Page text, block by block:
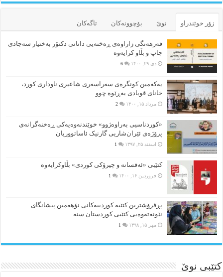
زۆر خوێندراو نوێ بۆچوونه‌کان تاگەکان
فەرهەنگی زاراوەی ڕەخنەیی دانانی دکتۆر بەختیار سەجادی
چاپ و بڵاو کرایەوە
دی ۲۹, ۱۴۰۰ 6
یەکەمین کونگرەی سەراسەری شاعیری‌ ناوداری کورد،
خانای قوبادی بەڕێوە چوو
مرداد ۱۵, ۱۴۰۰ 2
«کوردناسیی بەراوەژوو» خوێندنەوەیەکی ڕەخنەگرانەی
پرۆژەی ئێران‌شاریی گارنیک ئاساتووریان
اسفند ۲۵, ۱۳۹۷ 1
کتێبی «ئەفسانە و چیرۆکی کوردی» بڵاوکرایەوە
فروردین ۱۶, ۱۴۰۰ 1
پڕفرۆشترین کتێبە کوردییەکانی نۆهەمین پیشانگای
نێونەتەوەیی کتێبی کوردستان سنە
مهر ۱۵, ۱۳۹۸ 1
کتێبی نوێ